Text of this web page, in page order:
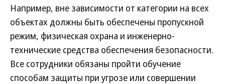
Например, вне зависимости от категории на всех
объектах должны быть обеспечены пропускной
режим, физическая охрана и инженерно-
технические средства обеспечения безопасности.
Все сотрудники обязаны пройти обучение
способам защиты при угрозе или совершении